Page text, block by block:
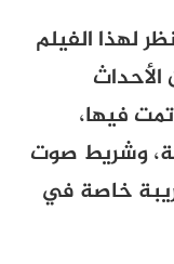
لهذا الفيلم
الأحداث
فيها،
وشريط صوت
خاصة في